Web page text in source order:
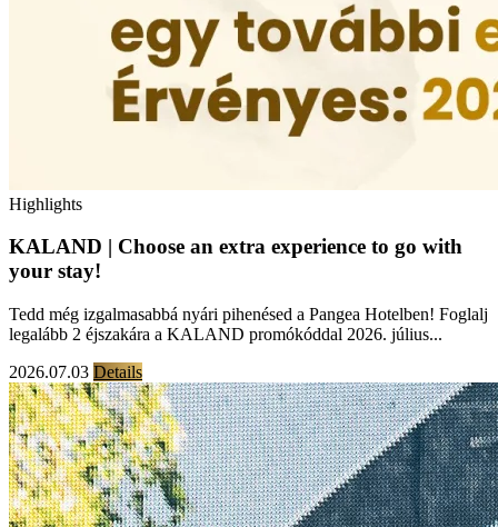
Highlights
KALAND | Choose an extra experience to go with
your stay!
Tedd még izgalmasabbá nyári pihenésed a Pangea Hotelben! Foglalj
legalább 2 éjszakára a KALAND promókóddal 2026. július...
2026.07.03 Details